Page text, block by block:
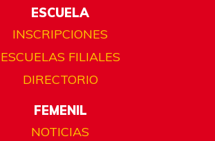
ESCUELA
INSCRIPCIONES
ESCUELAS FILIALES
DIRECTORIO
FEMENIL
NOTICIAS